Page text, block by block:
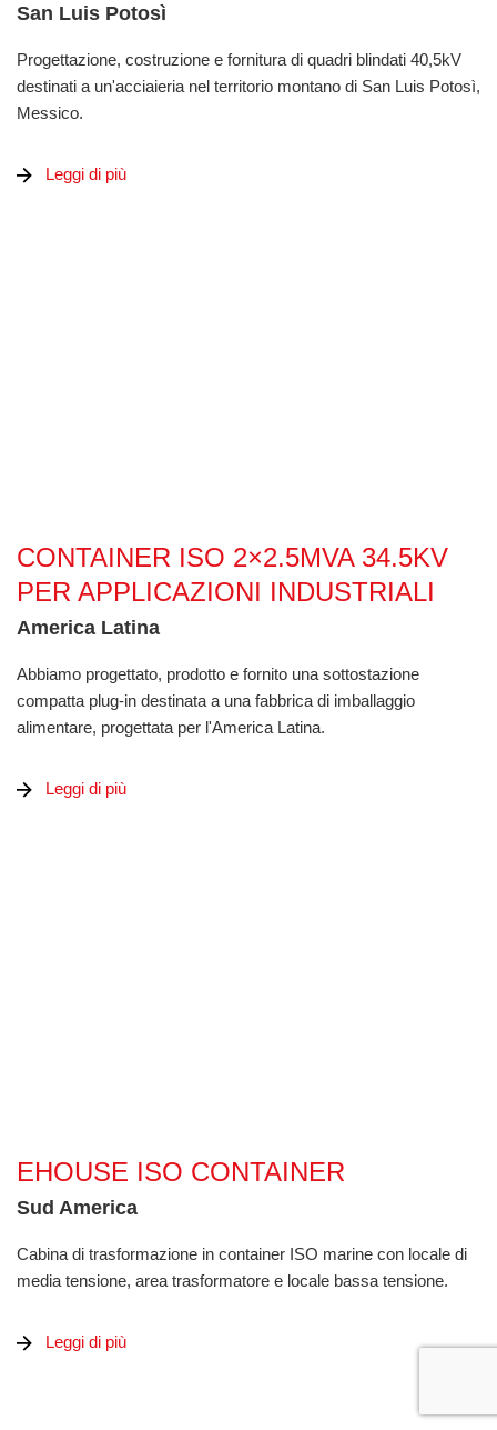
San Luis Potosì
Progettazione, costruzione e fornitura di quadri blindati 40,5kV
destinati a un'acciaieria nel territorio montano di San Luis Potosì,
Messico.
Leggi di più
CONTAINER ISO 2×2.5MVA 34.5KV
PER APPLICAZIONI INDUSTRIALI
America Latina
Abbiamo progettato, prodotto e fornito una sottostazione
compatta plug-in destinata a una fabbrica di imballaggio
alimentare, progettata per l'America Latina.
Leggi di più
EHOUSE ISO CONTAINER
Sud America
Cabina di trasformazione in container ISO marine con locale di
media tensione, area trasformatore e locale bassa tensione.
Leggi di più